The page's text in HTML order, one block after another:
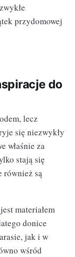
przydomowej
do
lecz
się niezwykły
właśnie za
stają się
również są
materiałem
donice
jak i w
wśród